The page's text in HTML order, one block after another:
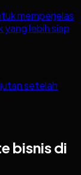
memperjelas
yang lebih siap
setelah
bisnis di